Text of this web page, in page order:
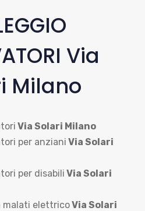
Via
Milano
Via Solari Milano
per anziani Via Solari
per disabili Via Solari
malati elettricoVia Solari